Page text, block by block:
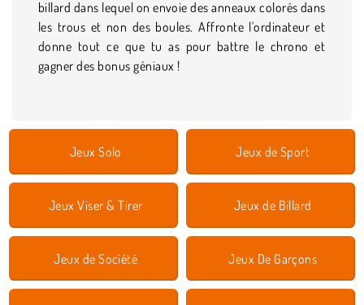
billard dans lequel on envoie des anneaux colorés dans
les trous et non des boules. Affronte l'ordinateur et
donne tout ce que tu as pour battre le chrono et
gagner des bonus géniaux !
Jeux Solo Jeux de Sport
Jeux Viser & Tirer Jeux de Billard
Jeux de Société Jeux De Garçons